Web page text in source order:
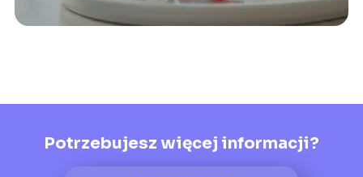
Potrzebujesz więcej informacji?